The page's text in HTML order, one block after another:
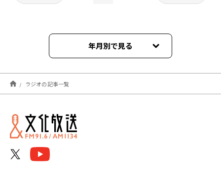
年月別で見る
2026年08月
2026年07月
2026年06月
ラジオの記事一覧